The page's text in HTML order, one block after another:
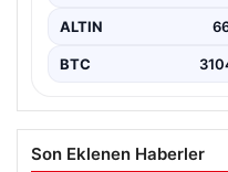
ALTIN
BTC
Son Eklenen Haberler